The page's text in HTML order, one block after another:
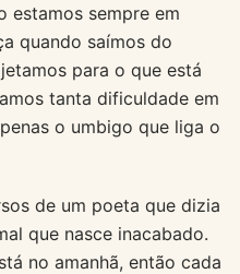
estamos sempre em
quando saímos do
para o que está
tanta dificuldade em
o umbigo que liga o
de um poeta que dizia
que nasce inacabado.
no amanhã, então cada